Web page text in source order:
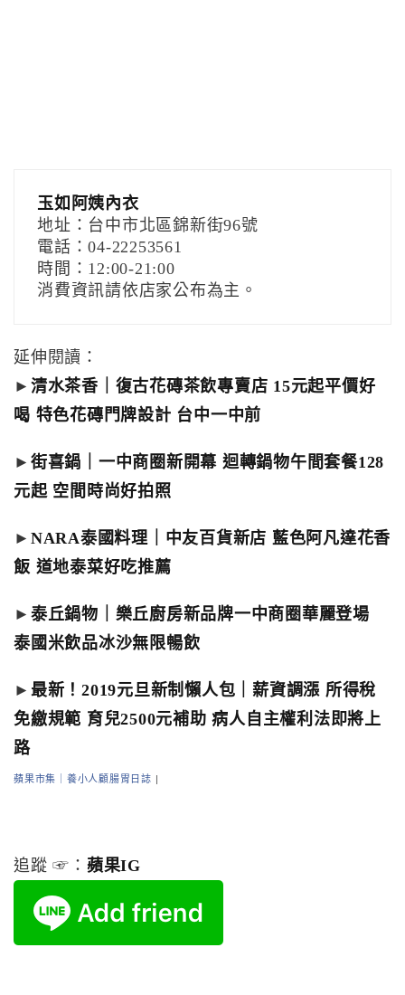
玉如阿姨內衣
地址：台中市北區錦新街96號
電話：04-22253561
時間：12:00-21:00
消費資訊請依店家公布為主。
延伸閱讀：
► 清水茶香｜復古花磚茶飲專賣店 15元起平價好
喝 特色花磚門牌設計 台中一中前
► 街喜鍋｜一中商圈新開幕 迴轉鍋物午間套餐128
元起 空間時尚好拍照
► NARA泰國料理｜中友百貨新店 藍色阿凡達花香
飯 道地泰菜好吃推薦
► 泰丘鍋物｜樂丘廚房新品牌一中商圈華麗登場
泰國米飲品冰沙無限暢飲
► 最新！2019元旦新制懶人包｜薪資調漲 所得稅
免繳規範 育兒2500元補助 病人自主權利法即將上
路
蘋果市集｜養小人顧腸胃日誌 |
追蹤 ☞： 蘋果IG